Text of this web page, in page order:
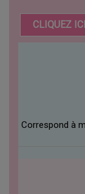
CLIQUEZ
Correspond à